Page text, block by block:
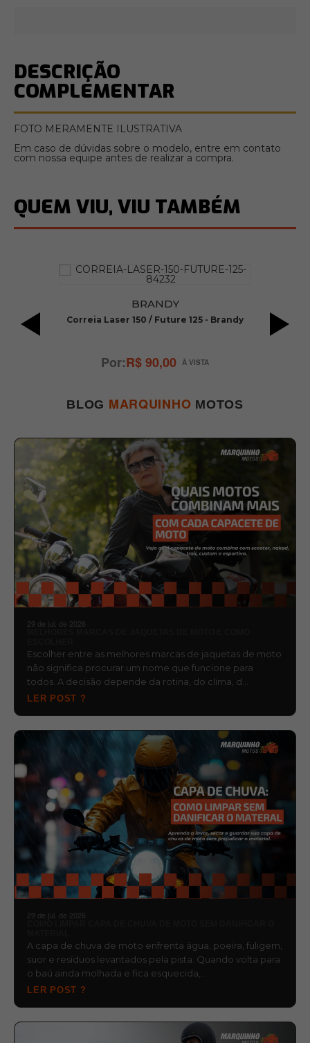
DESCRIÇÃO
COMPLEMENTAR
FOTO MERAMENTE ILUSTRATIVA
Em caso de dúvidas sobre o modelo, entre em contato
com nossa equipe antes de realizar a compra.
QUEM VIU, VIU TAMBÉM
BRANDY
Correia Laser 150 / Future 125 - Brandy
R$ 90,00
BLOG MARQUINHO MOTOS
29 de jul. de 2026
Escolher entre as melhores marcas de jaquetas de moto
não significa procurar um nome que funcione para
todos. A decisão depende da rotina, do clima, d…
LER POST ?
29 de jul. de 2026
A capa de chuva de moto enfrenta água, poeira, fuligem,
suor e resíduos levantados pela pista. Quando volta para
o baú ainda molhada e fica esquecida,…
LER POST ?